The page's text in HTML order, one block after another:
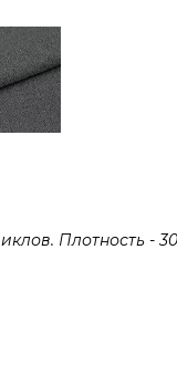
Плотность -